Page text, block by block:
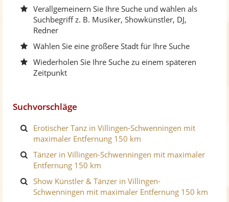
Verallgemeinern Sie Ihre Suche und wählen als
Suchbegriff z. B. Musiker, Showkünstler, DJ,
Redner
Wählen Sie eine größere Stadt für Ihre Suche
Wiederholen Sie Ihre Suche zu einem späteren
Zeitpunkt
Suchvorschläge
Erotischer Tanz in Villingen-Schwenningen mit
maximaler Entfernung 150 km
Tänzer in Villingen-Schwenningen mit maximaler
Entfernung 150 km
Show Künstler & Tänzer in Villingen-
Schwenningen mit maximaler Entfernung 150 km